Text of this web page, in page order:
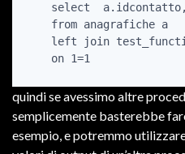
select
    from anagrafiche a
left join
    on 1=1
quindi se avessimo altre
semplicemente basterebbe
esempio, e potremmo